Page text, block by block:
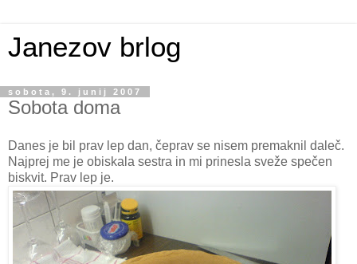
Janezov brlog
sobota, 9. junij 2007
Sobota doma
Danes je bil prav lep dan, čeprav se nisem premaknil daleč.
Najprej me je obiskala sestra in mi prinesla sveže spečen
biskvit. Prav lep je.